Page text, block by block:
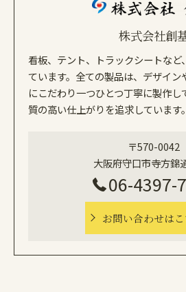
株式会社創
看板、テント、トラックシートなど
ています。全ての製品は、デザイ
にこだわり一つひとつ丁寧に製作し
質の高い仕上がりを追求しています。
〒570-0042
大阪府守口市寺方錦
06-4397-
お問い合わせは